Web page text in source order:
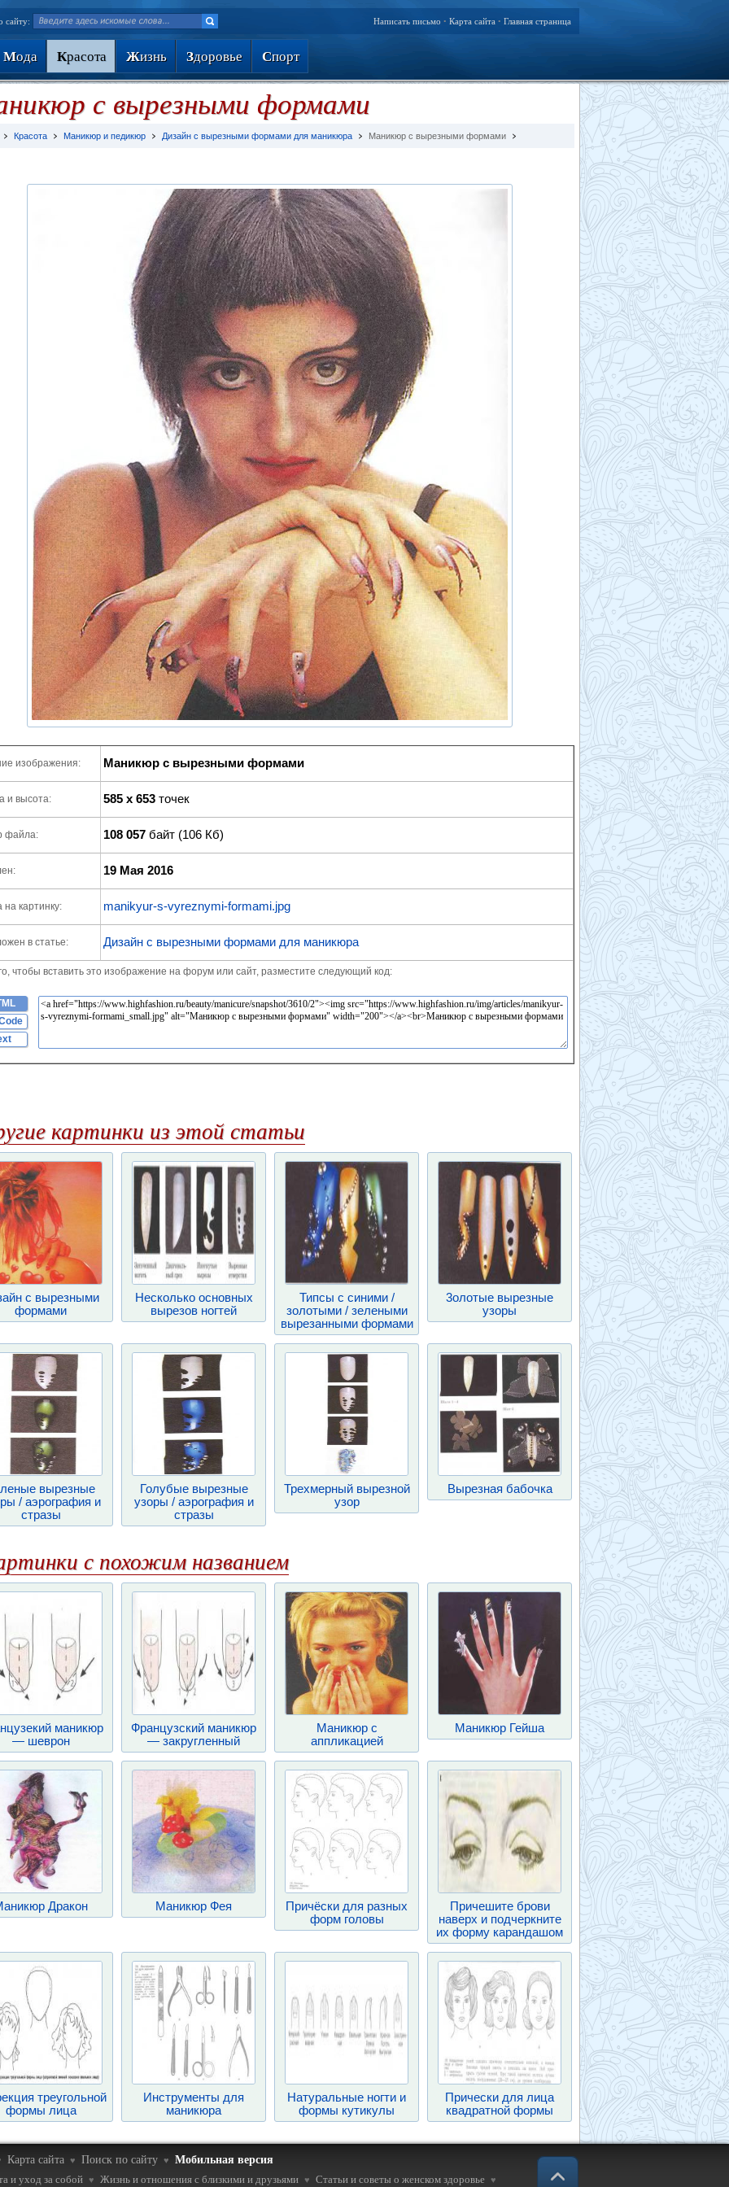
сайту: Написать письмо • Карта сайта • Главная страница
Мода Красота Жизнь Здоровье Спорт
с вырезными формами
Красота Маникюр и педикюр Дизайн с вырезными формами для маникюра Маникюр с вырезными формами
изображения: Маникюр с вырезными формами
и высота: 585 x 653 точек
файла: 108 057 байт (106 Кб)
19 Мая 2016
на картинку: manikyur-s-vyreznymi-formami.jpg
в статье: Дизайн с вырезными формами для маникюра
чтобы вставить это изображение на форум или сайт, разместите следующий код:
картинки из этой статьи
с вырезными
формами
Несколько основных
вырезов ногтей
Типсы с синими /
золотыми / зелеными
вырезанными формами
3олотые вырезные
узоры
вырезные
/ аэрография и
стразы
Голубые вырезные
узоры / аэрография и
стразы
Трехмерный вырезной
узор
Вырезная бабочка
с похожим названием
маникюр
— шеврон
Французский маникюр
— закругленный
Маникюр с
аппликацией
Маникюр Гейша
Дракон Маникюр Фея
Причёски для разных
форм головы
Причешите брови
наверх и подчеркните
их форму карандашом
треугольной
формы лица
Инструменты для
маникюра
Натуральные ногти и
формы кутикулы
Прически для лица
квадратной формы
Карта сайта ♥ Поиск по сайту ♥
Мобильная версия
и уход за собой
♥ Жизнь и отношения с близкими и друзьями ♥ Статьи и советы о женском здоровье ♥